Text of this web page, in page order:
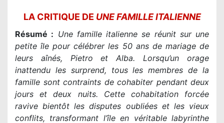
LA CRITIQUE DE UNE FAMILLE ITALIENNE
Résumé : Une famille italienne se réunit sur une
petite île pour célébrer les 50 ans de mariage de
leurs aînés, Pietro et Alba. Lorsqu’un orage
inattendu les surprend, tous les membres de la
famille sont contraints de cohabiter pendant deux
jours et deux nuits. Cette cohabitation forcée
ravive bientôt les disputes oubliées et les vieux
conflits, transformant l’île en véritable labyrinthe